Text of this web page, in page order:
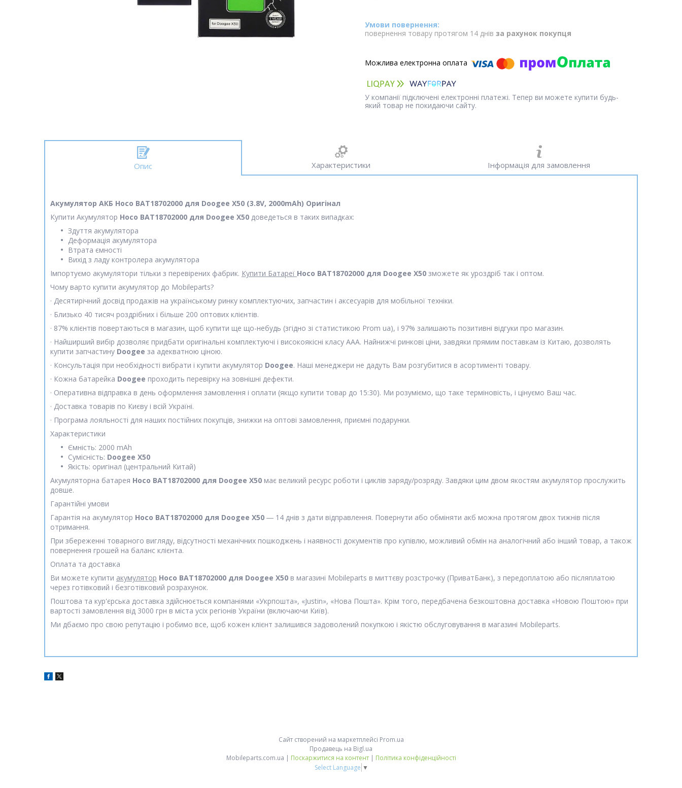
повернення товару протягом 14 днів за рахунок покупця
У компанії підключені електронні платежі. Тепер ви можете купити будь-
який товар не покидаючи сайту.
Опис Характеристики Інформація для замовлення
Акумулятор АКБ Hoco BAT18702000 для Doogee X50 (3.8V, 2000mAh) Оригінал
Купити Акумулятор Hoco BAT18702000 для Doogee X50 доведеться в таких випадках:
Здуття акумулятора
Деформація акумулятора
Втрата ємності
Вихід з ладу контролера акумулятора
Імпортуємо акумулятори тільки з перевірених фабрик. Купити Батареї Hoco BAT18702000 для Doogee X50 зможете як уроздріб так і оптом.
Чому варто купити акумулятор до Mobileparts?
· Десятирічний досвід продажів на українському ринку комплектуючих, запчастин і аксесуарів для мобільної техніки.
· Близько 40 тисяч роздрібних і більше 200 оптових клієнтів.
· 87% клієнтів повертаються в магазин, щоб купити ще що-небудь (згідно зі статистикою Prom ua), і 97% залишають позитивні відгуки про магазин.
· Найширший вибір дозволяє придбати оригінальні комплектуючі і високоякісні класу ААА. Найнижчі ринкові ціни, завдяки прямим поставкам із Китаю, дозволять
купити запчастину Doogee за адекватною ціною.
· Консультація при необхідності вибрати і купити акумулятор Doogee. Наші менеджери не дадуть Вам розгубитися в асортименті товару.
· Кожна батарейка Doogee проходить перевірку на зовнішні дефекти.
· Оперативна відправка в день оформлення замовлення і оплати (якщо купити товар до 15:30). Ми розуміємо, що таке терміновість, і цінуємо Ваш час.
· Доставка товарів по Києву і всій Україні.
· Програма лояльності для наших постійних покупців, знижки на оптові замовлення, приємні подарунки.
Характеристики
Ємність: 2000 mAh
Сумісність: Doogee X50
Якість: оригінал (центральний Китай)
Акумуляторна батарея Hoco BAT18702000 для Doogee X50 має великий ресурс роботи і циклів заряду/розряду. Завдяки цим двом якостям акумулятор прослужить
довше.
Гарантійні умови
Гарантія на акумулятор Hoco BAT18702000 для Doogee X50 ― 14 днів з дати відправлення. Повернути або обміняти акб можна протягом двох тижнів після
отримання.
При збереженні товарного вигляду, відсутності механічних пошкоджень і наявності документів про купівлю, можливий обмін на аналогічний або інший товар, а також
повернення грошей на баланс клієнта.
Оплата та доставка
Ви можете купити акумулятор Hoco BAT18702000 для Doogee X50 в магазині Mobileparts в миттєву розстрочку (ПриватБанк), з передоплатою або післяплатою
через готівковий і безготівковий розрахунок.
Поштова та кур'єрська доставка здійснюється компаніями «Укрпошта», «Justin», «Нова Пошта». Крім того, передбачена безкоштовна доставка «Новою Поштою» при
вартості замовлення від 3000 грн в міста усіх регіонів України (включаючи Київ).
Ми дбаємо про свою репутацію і робимо все, щоб кожен клієнт залишився задоволений покупкою і якістю обслуговування в магазині Mobileparts.
Сайт створений на маркетплейсі Prom.ua
Продавець на Bigl.ua
Mobileparts.com.ua | Поскаржитися на контент | Політика конфіденційності
Select Language ▼